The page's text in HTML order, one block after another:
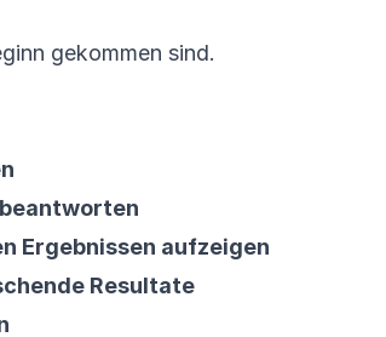
gekommen sind.
Ergebnissen aufzeigen
Resultate